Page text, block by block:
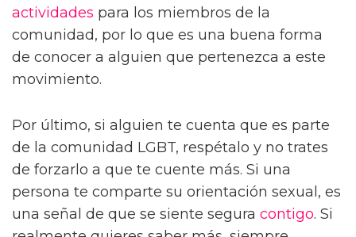
actividades para los miembros de la
comunidad, por lo que es una buena forma
de conocer a alguien que pertenezca a este
movimiento.
Por último, si alguien te cuenta que es parte
de la comunidad LGBT, respétalo y no trates
de forzarlo a que te cuente más. Si una
persona te comparte su orientación sexual, es
una señal de que se siente segura contigo. Si